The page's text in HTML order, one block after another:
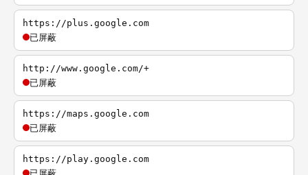
https://plus.google.com
已屏蔽
http://www.google.com/+
已屏蔽
https://maps.google.com
已屏蔽
https://play.google.com